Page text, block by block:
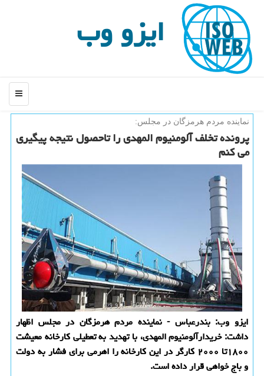
ایزو وب
منو
نماینده مردم هرمزگان در مجلس:
پرونده تخلف آلومنیوم المهدی را تاحصول نتیجه پیگیری
می كنم
ایزو وب: بندرعباس - نماینده مردم هرمزگان در مجلس اظهار
داشت: خریدارآلومنیوم المهدی، با تهدید به تعطیلی كارخانه معیشت
۱۸۰۰تا ۲۰۰۰ كارگر در این كارخانه را اهرمی برای فشار به دولت
و باج خواهی قرار داده است.